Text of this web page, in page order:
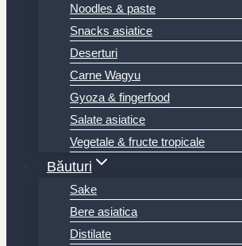
Noodles & paste
Snacks asiatice
Deserturi
Carne Wagyu
Gyoza & fingerfood
Salate asiatice
Vegetale & fructe tropicale
Băuturi
Sake
Bere asiatica
Distilate